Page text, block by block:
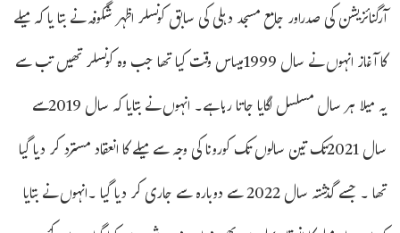
آرگنائزیشن کی صدراور جامع مسجد دہلی کی سابق کونسلر اظہر شگوفہ نے بتا یا کہ میلے
کا آغاز انہوں نے سال 1999میںاس وقت کیا تھا جب وہ کونسلر تھیں تب سے
یہ میلا ہر سال مسلسل لگایا جاتا رہا ہے۔ انہوں نے بتایا کہ سال 2019سے
سال 2021تک تین سالوں تک کورونا کی وجہ سے میلے کا انعقاد مسترد کر دیا گیا
تھا ۔ جسے گذشتہ سال 2022 سے دوبارہ سے جاری کر دیا گیا ۔انہوں نے بتایا